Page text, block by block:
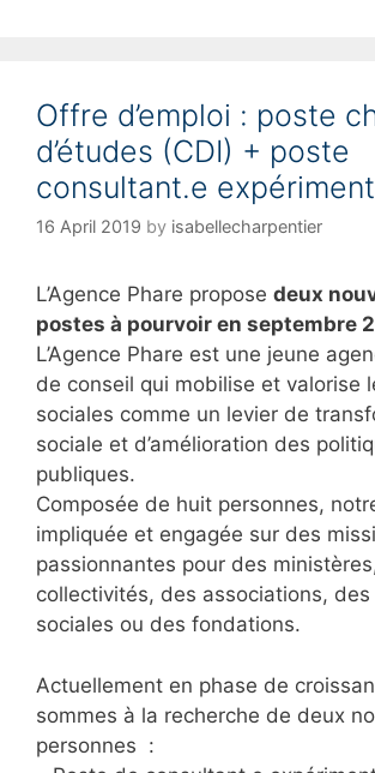
o
r
i
e
Offre d’emploi : poste
d’études (CDI) + poste
consultant.e
16 April 2019 by isabellecharpentier
L’Agence Phare propose deux
postes à pourvoir en septembre
L’Agence Phare est une jeune
de conseil qui mobilise et valorise
sociales comme un levier de
sociale et d’amélioration des
publiques.
Composée de huit personnes,
impliquée et engagée sur des
passionnantes pour des
collectivités, des associations,
sociales ou des fondations.
Actuellement en phase de
sommes à la recherche de deux
personnes :